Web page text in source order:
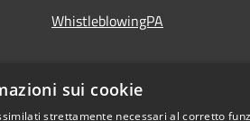
WhistleblowingPA
sui cookie
strettamente necessari al corretto